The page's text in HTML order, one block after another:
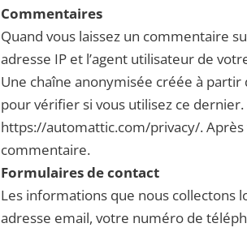
Commentaires
Quand vous laissez un commentaire
adresse IP et l’agent utilisateur de
Une chaîne anonymisée créée à
pour vérifier si vous utilisez ce
https://automattic.com/privacy/.
commentaire.
Formulaires de contact
Les informations que nous collectons
adresse email, votre numéro de